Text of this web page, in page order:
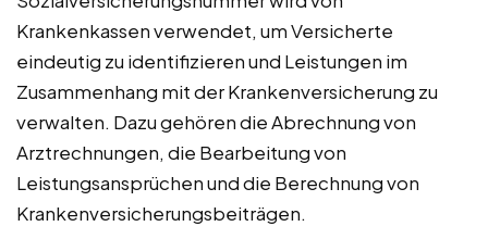
Krankenkassen verwendet, um Versicherte
eindeutig zu identifizieren und Leistungen im
Zusammenhang mit der Krankenversicherung zu
verwalten. Dazu gehören die Abrechnung von
Arztrechnungen, die Bearbeitung von
Leistungsansprüchen und die Berechnung von
Krankenversicherungsbeiträgen.